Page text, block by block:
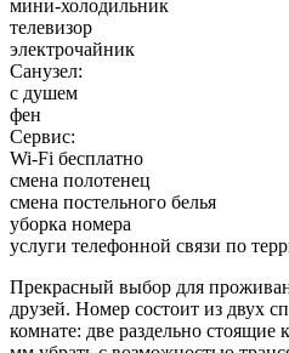
мини-холодильник
телевизор
электрочайник
Санузел:
с душем
фен
Сервис:
Wi-Fi бесплатно
смена полотенец
смена постельного белья
уборка номера
услуги телефонной связи по
Прекрасный выбор для
друзей. Номер состоит из двух
комнате: две раздельно стоящие